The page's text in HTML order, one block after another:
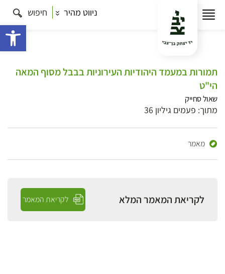
ניווט מהיר חיפוש
תמורות במעמד היהודיות העירוניות בבבל מסוף המאה
הי"ט
שאול סחייק
מתוך: פעמים גיליון 36
מאמר
לקריאת המאמר המלא לקריאת המאמר